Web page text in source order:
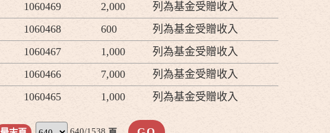
1060469 2,000
列為基金受贈收入
1060468 600
列為基金受贈收入
1060467 1,000
列為基金受贈收入
1060466 7,000
列為基金受贈收入
1060465 1,000 列為基金受贈收入
640/1538